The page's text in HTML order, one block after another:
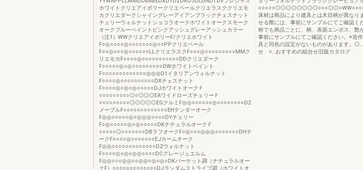
ホワイトクリエアイボリークリエペールクリエラスククリエモ
カクリエダークシャイングレーアイアンブラックチェスナット
チェリーウォルナットショコラオークホワイトオークスモーク
オークブルーペイントピンクアッシュグレーアッシュカラー
（注1）WWクリエアイボリーF/クリエホワイト
F○◎○○○○◎○○○○○○○◎○○PPクリエペール
F○○◎○○○◎○○○○○○LLクリエラスクF○○○◎○○○○○○○○○MMク
リエモカF○○○○◎○○○○○○○○○○○DDクリエダーク
F○○○○○◎○◎○○○○○○○○○DWホワイトペイント
F○○○○○○○○○○○○○◎◎◎D1イタリアンウォルナット
F○○○○◎○○○○○○○○○○DXチェスナット
F○○○○◎○◎○◎○○○○○DJホワイトオークＦ
○○○○○○○○○◎○◎◎◎EAワイドローズチェリーＦ
○○○○○○○○○◎◎◎◎◎EGクルミF◎◎○○○○○○◎○○○○○○○○D2
メープルF○○○○○○○○○○○○○EHテンダーオーク
F◎◎○○○○○◎○◎◎◎○○○○DYチェリー
F○◎○○○○○◎○◎○○○○○DKナチュラルオークＦ
○○○○○◎○○○○○○○DBラフオークF○◎○○○◎◎◎○○○○○○○DHチ
ークF○○○○◎○○○○○○○EJカームチーク
F◎◎○○○○○○○○○○○○○DZウォルナット
F○○○○◎○◎○◎◎○○○○DCグレージュエルム
F◎◎○○○◎◎○○◎◎○◎○◎○DKパーケット調（ナチュラルオー
クF）○○○○○○○○○○○○○DJランダムストライプ調（ホワイトオ
床材は商品により建具とは木目柄が異なり
せる際には、事前にサンプルにてご確認く
称でも商品ごとに、柄、表面エンボス、艶
事前にサンプルにてご確認ください。※造
具と同色の設定がないものがあります。
せ ○…おすすめの組合せ旧版カタログ